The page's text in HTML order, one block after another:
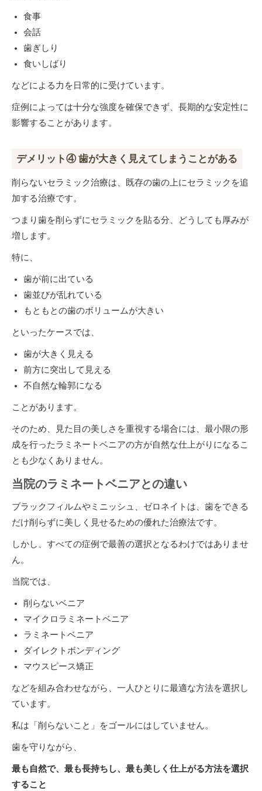
食事
会話
歯ぎしり
食いしばり
などによる力を日常的に受けています。
症例によっては十分な強度を確保できず、長期的な安定性に
影響することがあります。
デメリット④ 歯が大きく見えてしまうことがある
削らないセラミック治療は、既存の歯の上にセラミックを追
加する治療です。
つまり歯を削らずにセラミックを貼る分、どうしても厚みが
増します。
特に、
歯が前に出ている
歯並びが乱れている
もともとの歯のボリュームが大きい
といったケースでは、
歯が大きく見える
前方に突出して見える
不自然な輪郭になる
ことがあります。
そのため、見た目の美しさを重視する場合には、最小限の形
成を行ったラミネートベニアの方が自然な仕上がりになるこ
とも少なくありません。
当院のラミネートベニアとの違い
ブラックフィルムやミニッシュ、ゼロネイトは、歯をできる
だけ削らずに美しく見せるための優れた治療法です。
しかし、すべての症例で最善の選択となるわけではありませ
ん。
当院では、
削らないベニア
マイクロラミネートベニア
ラミネートベニア
ダイレクトボンディング
マウスピース矯正
などを組み合わせながら、一人ひとりに最適な方法を選択し
ています。
私は「削らないこと」をゴールにはしていません。
歯を守りながら、
最も自然で、最も長持ちし、最も美しく仕上がる方法を選択
すること